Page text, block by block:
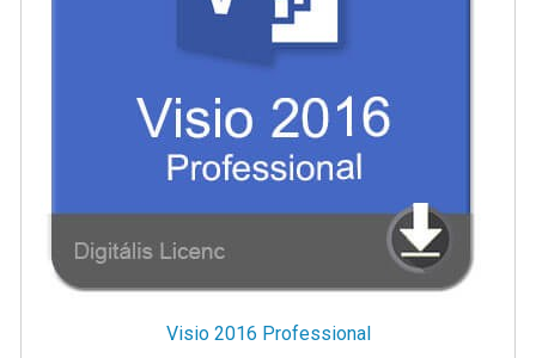
Visio 2016 Professional